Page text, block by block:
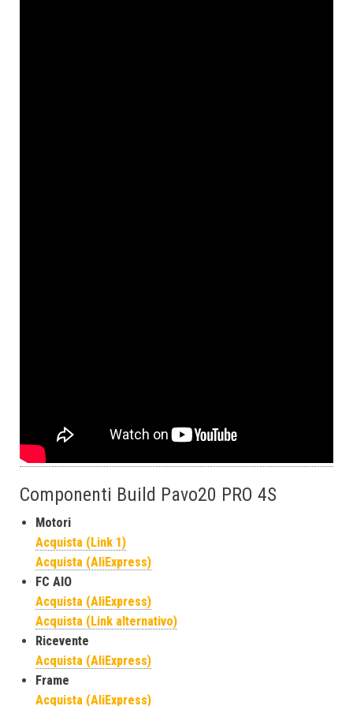
Componenti Build Pavo20 PRO 4S
Motori
Acquista (Link 1)
Acquista (AliExpress)
FC AIO
Acquista (AliExpress)
Acquista (Link alternativo)
Ricevente
Acquista (AliExpress)
Frame
Acquista (AliExpress)